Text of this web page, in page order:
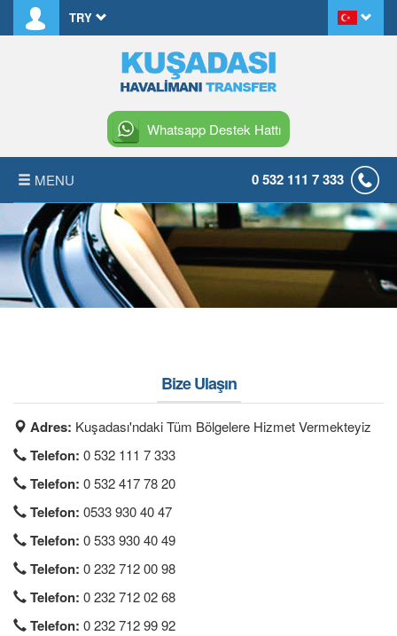
TRY
Whatsapp Destek Hattı
MENU 0 532 111 7 333
ANASAYFA
HAKKIMIZDA
KIRALAMA KOŞULLARI
İLETİŞİM
Bize Ulaşın
Adres: Kuşadası'ndaki Tüm Bölgelere Hizmet Vermekteyiz
Telefon: 0 532 111 7 333
Telefon: 0 532 417 78 20
Telefon: 0533 930 40 47
Telefon: 0 533 930 40 49
Telefon: 0 232 712 00 98
Telefon: 0 232 712 02 68
Telefon: 0 232 712 99 92